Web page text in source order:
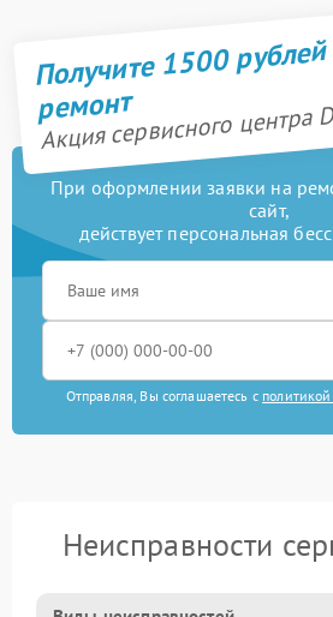
Получите 1500
ремонт
Акция сервисного центра
При оформлении заявки на
сайт,
действует персональная
Отправляя, Вы соглашаетесь с
Неисправности